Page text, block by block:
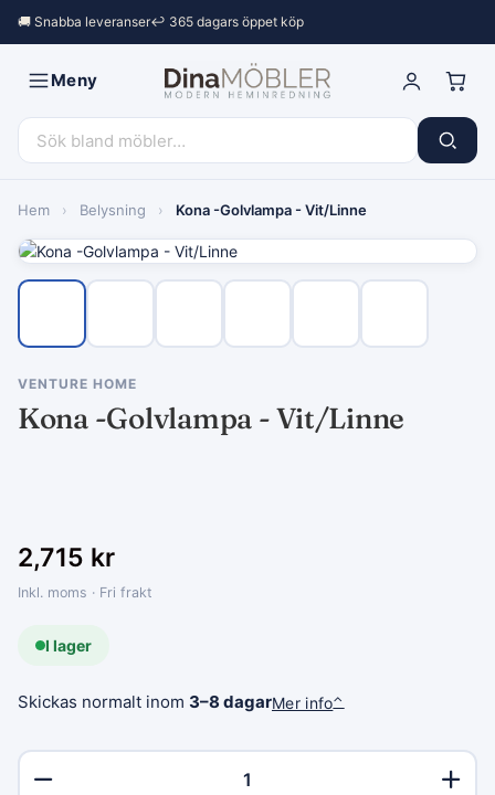
🚚 Snabba leveranser↩︎ 365 dagars öppet köp
Meny
Hem › Belysning › Kona -Golvlampa - Vit/Linne
VENTURE HOME
Kona -Golvlampa - Vit/Linne
2,715 kr
Inkl. moms · Fri frakt
I lager
Skickas normalt inom 3–8 dagarMer info⌃